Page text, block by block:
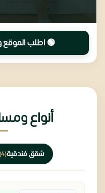
🟢 اطلب الموقع
أنواع
شقق فندقية(4)